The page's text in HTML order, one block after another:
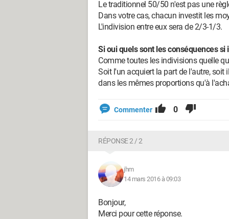
Le traditionnel 50/50 n'est pas une
Dans votre cas, chacun investit les
L'indivision entre eux sera de 2/3-1/3.
Si oui quels sont les conséquences si
Comme toutes les indivisions quelle
Soit l'un acquiert la part de l'autre, soit
dans les mêmes proportions qu'à
Commenter 0
RÉPONSE 2 / 2
jhm
14 mars 2016 à 09:03
Bonjour,
Merci pour cette réponse.